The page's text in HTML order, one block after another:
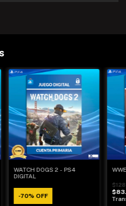
WATCH DOGS 2 - PS4
DIGITAL
-70% OFF